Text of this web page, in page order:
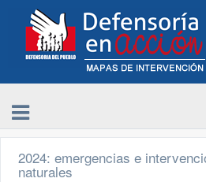
2024: emergencias e
naturales